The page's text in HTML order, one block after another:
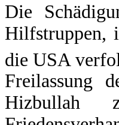
Die
Hilfstruppen,
die USA
Freilassung
Hizbullah